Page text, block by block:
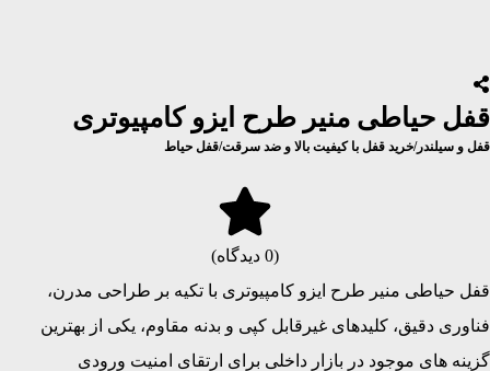
قفل حیاطی منیر طرح ایزو کامپیوتری
قفل و سیلندر/خرید قفل با کیفیت بالا و ضد سرقت/قفل حیاط
(0 دیدگاه)
قفل حیاطی منیر طرح ایزو کامپیوتری با تکیه بر طراحی مدرن،
فناوری دقیق، کلیدهای غیرقابل کپی و بدنه مقاوم، یکی از بهترین
گزینه‌ های موجود در بازار داخلی برای ارتقای امنیت ورودی